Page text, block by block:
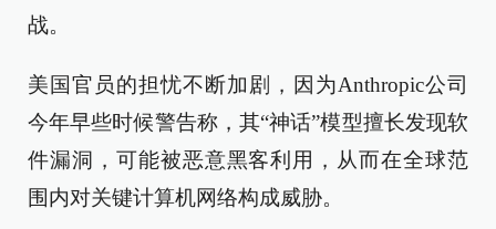
战。
美国官员的担忧不断加剧，因为Anthropic公司
今年早些时候警告称，其“神话”模型擅长发现软
件漏洞，可能被恶意黑客利用，从而在全球范
围内对关键计算机网络构成威胁。